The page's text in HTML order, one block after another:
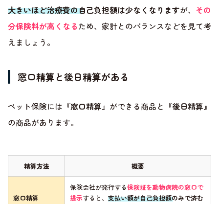
大きいほど治療費の自己負担額は少なくなりますが、 その
分保険料が高くなる ため、家計とのバランスなどを見て考
えましょう。
窓口精算と後日精算がある
ペット保険には 『窓口精算』 ができる商品と 『後日精算』
の商品があります。
精算方法 概要
窓口精算
保険会社が発行する保険証を動物病院の窓口で
提示すると、 支払い額が自己負担額のみで済む